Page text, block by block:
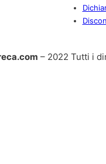
– 2022 Tutti i